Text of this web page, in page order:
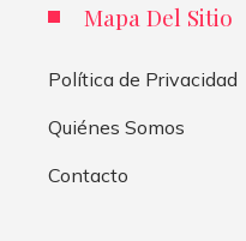
Mapa Del Sitio
Política de Privacidad
Quiénes Somos
Contacto